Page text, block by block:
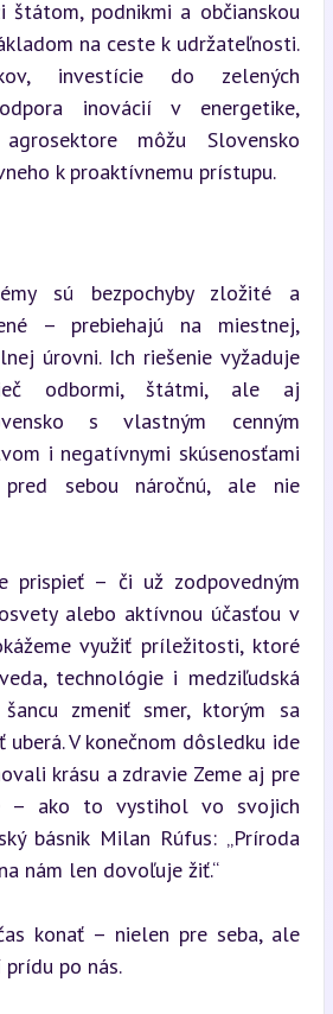
štátom, podnikmi a občianskou
na ceste k udržateľnosti.
investície do zelených
inovácií v energetike,
môžu Slovensko
k proaktívnemu prístupu.
sú bezpochyby zložité a
– prebiehajú na miestnej,
úrovni. Ich riešenie vyžaduje
odbormi, štátmi, ale aj
s vlastným cenným
i negatívnymi skúsenosťami
sebou náročnú, ale nie
prispieť – či už zodpovedným
alebo aktívnou účasťou v
využiť príležitosti, ktoré
technológie i medziľudská
zmeniť smer, ktorým sa
uberá. V konečnom dôsledku ide
krásu a zdravie Zeme aj pre
– ako to vystihol vo svojich
básnik Milan Rúfus: „Príroda
nám len dovoľuje žiť.“
konať – nielen pre seba, ale
po nás.